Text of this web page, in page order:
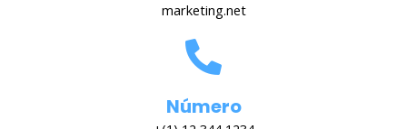
marketing.net
Número